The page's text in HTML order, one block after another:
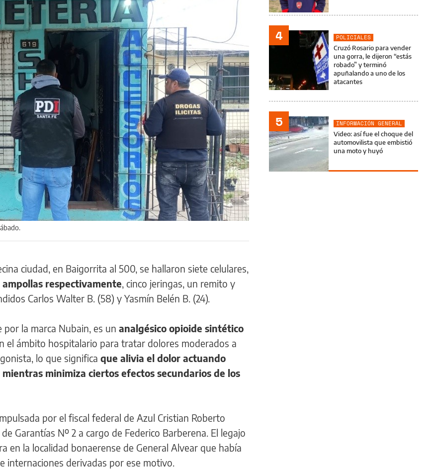
ciudad, en Baigorrita al 500, se hallaron siete celulares,
respectivamente, cinco jeringas, un remito y
Carlos Walter B. (58) y Yasmín Belén B. (24).
la marca Nubain, es un analgésico opioide sintético
el ámbito hospitalario para tratar dolores moderados a
lo que significa que alivia el dolor actuando
minimiza ciertos efectos secundarios de los
por el fiscal federal de Azul Cristian Roberto
Garantías Nº 2 a cargo de Federico Barberena. El legajo
en la localidad bonaerense de General Alvear que había
internaciones derivadas por ese motivo.
4
POLICIALES
Cruzó Rosario para vender
una gorra, le dijeron “estás
robado” y terminó
apuñalando a uno de los
atacantes
5
INFORMACIÓN GENERAL
Video: así fue el choque del
automovilista que embistió
una moto y huyó